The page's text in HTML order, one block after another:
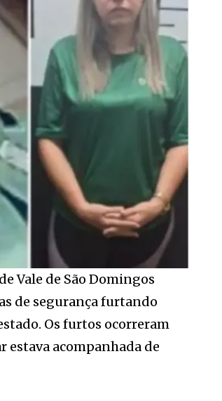
Vale de São Domingos
de segurança furtando
Os furtos ocorreram
estava acompanhada de